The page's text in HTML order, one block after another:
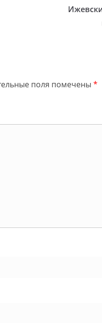
поля помечены *